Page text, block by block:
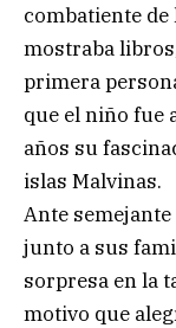
combatiente de
mostraba
primera
que el niño fue
años su
islas Malvinas.
Ante
junto a sus
sorpresa en la
motivo que